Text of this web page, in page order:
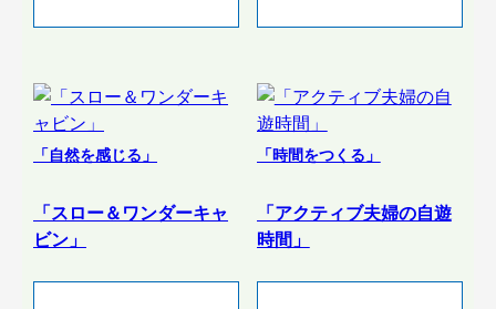
「自然を感じる」
「スロー＆ワンダーキャ
ビン」
「時間をつくる」
「アクティブ夫婦の自遊
時間」